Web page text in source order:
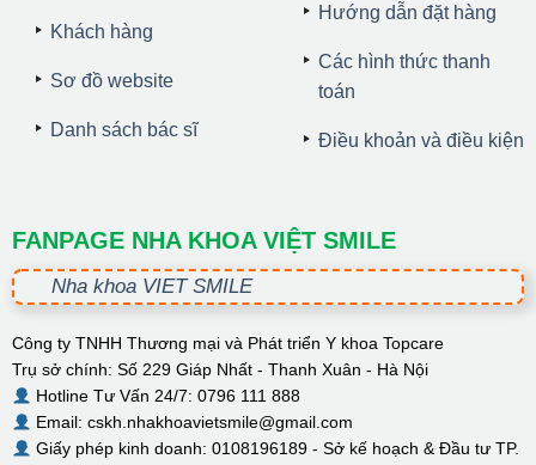
Khách hàng
Sơ đồ website
Danh sách bác sĩ
Hướng dẫn đặt hàng
Các hình thức thanh
toán
Điều khoản và điều kiện
FANPAGE NHA KHOA VIỆT SMILE
Nha khoa VIET SMILE
Công ty TNHH Thương mại và Phát triển Y khoa Topcare
Trụ sở chính: Số 229 Giáp Nhất - Thanh Xuân - Hà Nội
Hotline Tư Vấn 24/7: 0796 111 888
Email: cskh.nhakhoavietsmile@gmail.com
Giấy phép kinh doanh: 0108196189 - Sở kế hoạch & Đầu tư TP.